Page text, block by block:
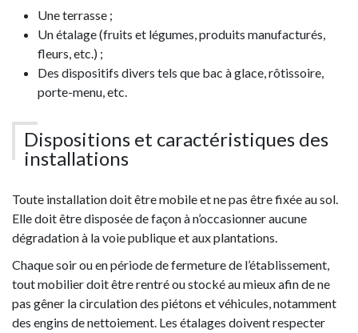
Une terrasse ;
Un étalage (fruits et légumes, produits manufacturés,
fleurs, etc.) ;
Des dispositifs divers tels que bac à glace, rôtissoire,
porte-menu, etc.
Dispositions et caractéristiques des
installations
Toute installation doit être mobile et ne pas être fixée au sol.
Elle doit être disposée de façon à n’occasionner aucune
dégradation à la voie publique et aux plantations.
Chaque soir ou en période de fermeture de l’établissement,
tout mobilier doit être rentré ou stocké au mieux afin de ne
pas gêner la circulation des piétons et véhicules, notamment
des engins de nettoiement. Les étalages doivent respecter